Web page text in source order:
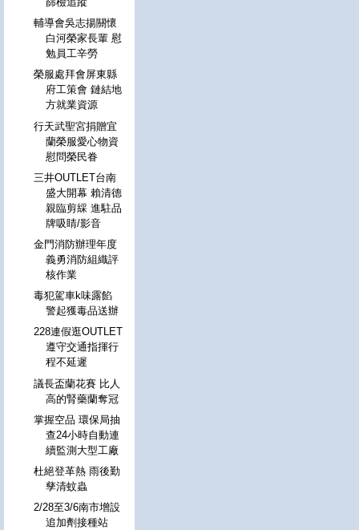
輔導會吳志揚關懷
白河榮家長輩 慰
勉員工辛勞
榮服處拜會屏東縣
府工策會 鏈結地
方就業資源
行天武聖宮捐贈宜
蘭榮服愛心物資
慰問榮民眷
三井OUTLET台南
盛大開幕 賴清德
親臨剪綵 進駐品
牌吸睛/影音
金門消防辦理年度
義勇消防組織評
核作業
毒犯駕車k味露餡
警起獲毒品送辦
228連假逛OUTLET
遵守交通指揮行
程不延遲
議長盃蘭花賽 比人
高的腎藥蘭奪冠
掌握空品 環保局抽
查24小時自動連
續監測大型工廠
杜絕登革熱 雨後勤
孳清蚊蟲
2/28至3/6南市增設
追加劑接種站